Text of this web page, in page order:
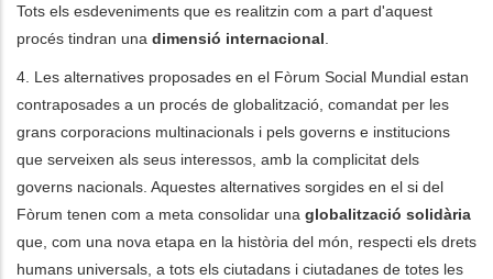
Tots els esdeveniments que es realitzin com a part d'aquest
procés tindran una dimensió internacional
4. Les alternatives proposades en el Fòrum Social Mundial estan
contraposades a un procés de globalització, comandat per les
grans corporacions multinacionals i pels governs e institucions
que serveixen als seus interessos, amb la complicitat dels
governs nacionals. Aquestes alternatives sorgides en el si del
Fòrum tenen com a meta consolidar una globalització solidària
que, com una nova etapa en la història del món, respecti els drets
humans universals, a tots els ciutadans i ciutadanes de totes les